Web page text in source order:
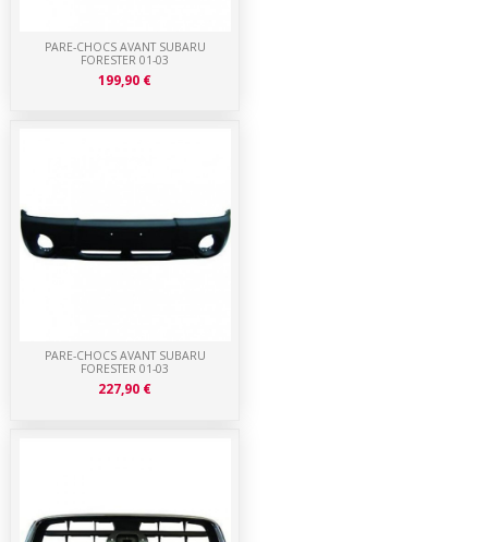
PARE-CHOCS AVANT SUBARU
FORESTER 01-03
227,90 €
PARE-CHOCS AVANT SUBARU
FORESTER 01-03
199,90 €